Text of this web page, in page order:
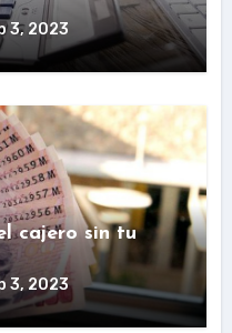
3, 2023
cajero sin tu
3, 2023